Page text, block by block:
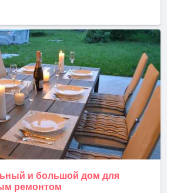
и большой дом для
ремонтом